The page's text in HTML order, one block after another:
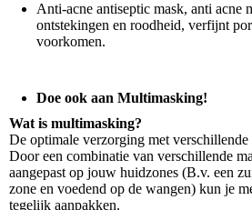
Anti-acne antiseptic mask, anti acne
ontstekingen en roodheid, verfijnt
voorkomen.
Doe ook aan Multimasking!
Wat is multimasking?
De optimale verzorging met
Door een combinatie van verschillende
aangepast op jouw huidzones (B.v. een
zone en voedend op de wangen) kun je
tegelijk aanpakken.